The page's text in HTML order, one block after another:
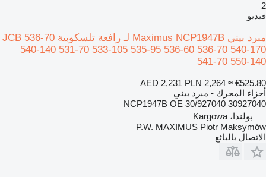
2
فيديو
مبرد بيني Maximus NCP1947B لـ رافعة تلسكوبية JCB 536-70
540-140 531-70 533-105 535-95 536-60 536-70 540-170
541-70 550-140
AED 2,231 PLN 2,264 ≈ €525.80
أجزاء المحرك - مبرد بيني
NCP1947B OE 30/927040 30927040
بولندا، Kargowa
P.W. MAXIMUS Piotr Maksymów
الاتصال بالبائع